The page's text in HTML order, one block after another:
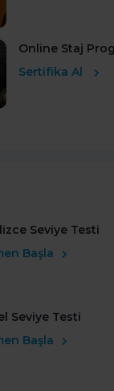
Online Staj
Sertifika Al
Seviye Testi
Başla
Seviye Testi
Başla